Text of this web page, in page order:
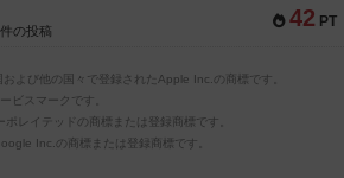
42 PT
の投稿
よび他の国々で登録されたApple Inc.の商標です。
ビスマークです。
レイテッドの商標または登録商標です。
Inc.の商標または登録商標です。